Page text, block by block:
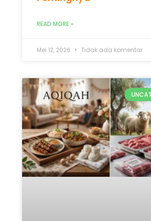
READ MORE »
Mei 12, 2026 Tidak ada komentar